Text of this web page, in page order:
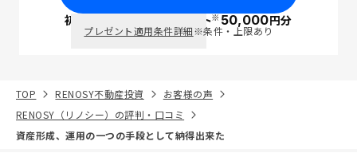
初回面談で ポイント※50,000円分
プレゼント適用条件詳細※条件・上限あり
TOP RENOSY不動産投資
お客様の声
RENOSY（リノシー）の評判・口コミ
資産形成、運用の一つの手段として納得出来た